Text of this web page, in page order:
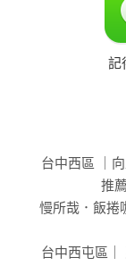
記
台中西區 ｜
推
慢所哉．飯捲
台中西屯區